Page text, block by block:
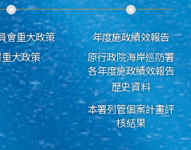
會重大政策
大政策
年度施政績效報告
原行政院海岸巡防署
各年度施政績效報告
歷史資料
本署列管個案計畫評
核結果